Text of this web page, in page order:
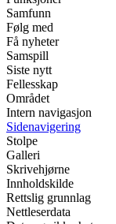
Samfunn
Følg med
Få nyheter
Samspill
Siste nytt
Fellesskap
Området
Intern navigasjon
Sidenavigering
Stolpe
Galleri
Skrivehjørne
Innholdskilde
Rettslig grunnlag
Nettleserdata